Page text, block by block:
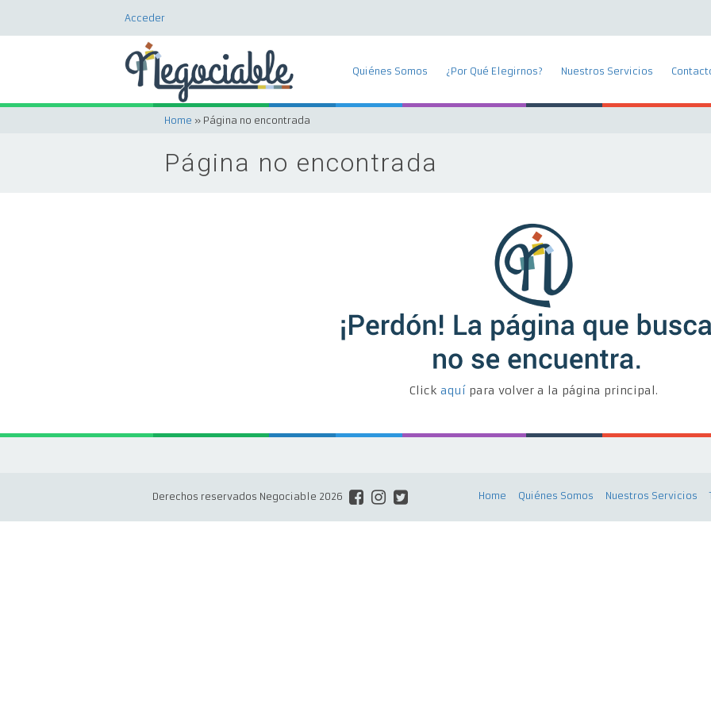
Acceder
Quiénes Somos ¿Por Qué Elegirnos? Nuestros Servicios
Home » Página no encontrada
Página no encontrada
Click aquípara volver a la página principal.
Derechos reservados Negociable 2026 Home Quiénes Somos Nuestros Servicios